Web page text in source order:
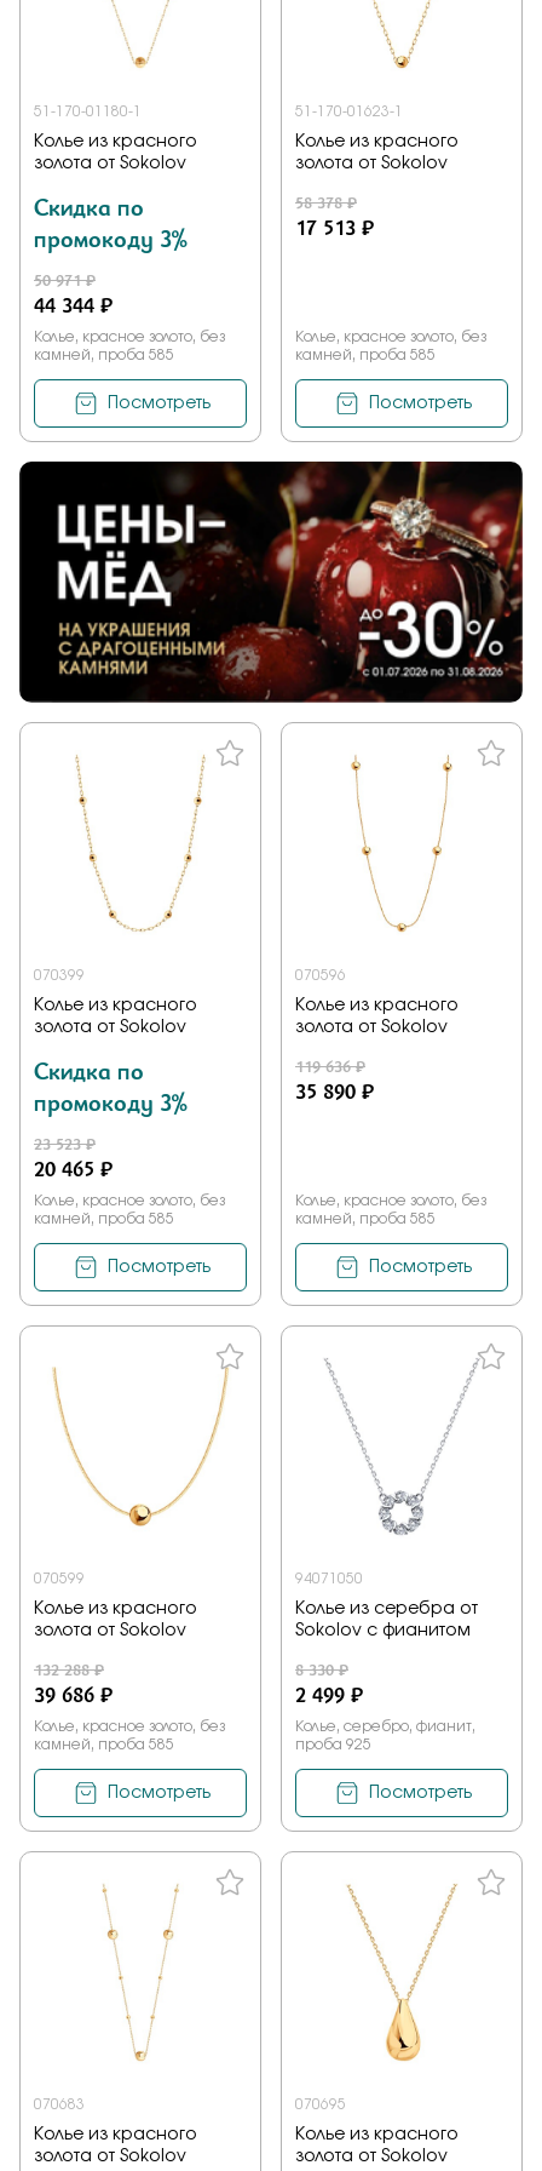
51-170-01180-1
Колье из красного
золота от Sokolov
Скидка по
промокоду 3%
50 971 ₽
44 344 ₽
Колье, красное золото, без
камней, проба 585
Посмотреть
51-170-01623-1
Колье из красного
золота от Sokolov
58 378 ₽
17 513 ₽
Колье, красное золото, без
камней, проба 585
Посмотреть
070399
Колье из красного
золота от Sokolov
Скидка по
промокоду 3%
23 523 ₽
20 465 ₽
Колье, красное золото, без
камней, проба 585
Посмотреть
070596
Колье из красного
золота от Sokolov
119 636 ₽
35 890 ₽
Колье, красное золото, без
камней, проба 585
Посмотреть
070599
Колье из красного
золота от Sokolov
132 288 ₽
39 686 ₽
Колье, красное золото, без
камней, проба 585
Посмотреть
94071050
Колье из серебра от
Sokolov с фианитом
8 330 ₽
2 499 ₽
Колье, серебро, фианит,
проба 925
Посмотреть
070683
Колье из красного
золота от Sokolov
070695
Колье из красного
золота от Sokolov
Заказать
Подтверждаю, что я ознакомлен и согласен с условиями
политики конфиденциальности
Отправить